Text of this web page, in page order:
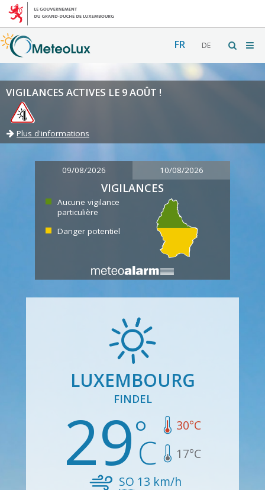
FR DE
VIGILANCES ACTIVES LE 9 AOÛT !
Plus d'informations
09/08/2026 10/08/2026
VIGILANCES
Aucune vigilance
particulière
Danger potentiel
LUXEMBOURG
FINDEL
29 30°C
17°C
SO 13 km/h